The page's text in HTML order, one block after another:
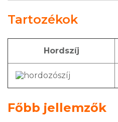
Tartozékok
Hordszíj
Főbb jellemzők